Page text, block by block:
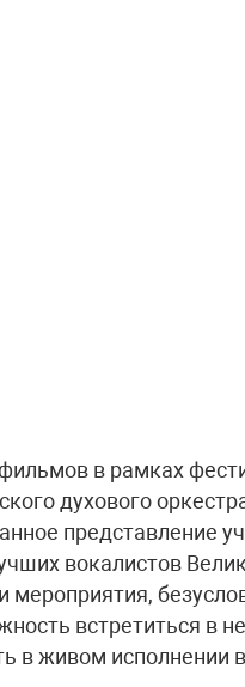
в рамках
духового
представление
вокалистов
встретиться в
в живом исполнении